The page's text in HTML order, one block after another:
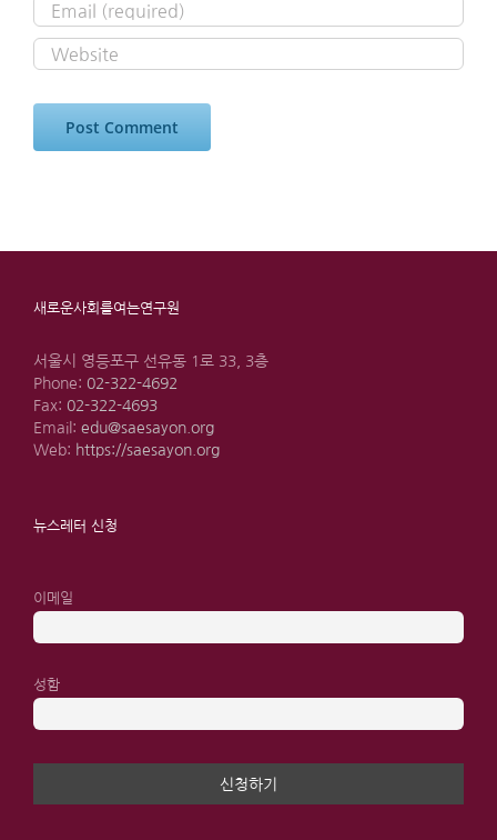
새로운사회를여는연구원
서울시 영등포구 선유동 1로 33, 3층
Phone: 02-322-4692
Fax: 02-322-4693
Email: edu@saesayon.org
Web: https://saesayon.org
뉴스레터 신청
이메일
성함